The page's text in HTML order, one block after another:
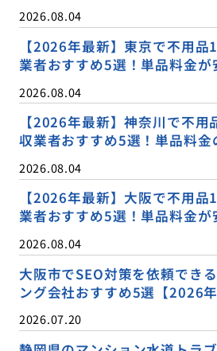
2026.08.04
【2026年最新】東京で不用
業者おすすめ5選！単品料金が
2026.08.04
【2026年最新】神奈川で不
収業者おすすめ5選！単品料金
2026.08.04
【2026年最新】大阪で不用
業者おすすめ5選！単品料金が
2026.08.04
大阪市でSEO対策を依頼でき
ング会社おすすめ5選【2026年
2026.07.20